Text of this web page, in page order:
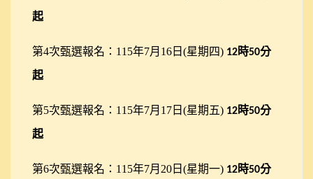
起
第4次甄選報名：115年7月16日(星期四) 12時50分
起
第5次甄選報名：115年7月17日(星期五) 12時50分
起
第6次甄選報名：115年7月20日(星期一) 12時50分